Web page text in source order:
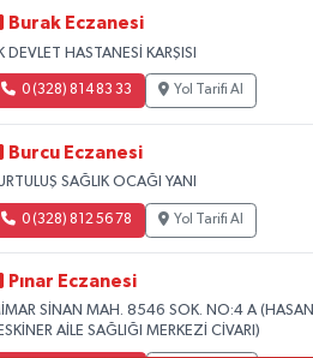
Burak Eczanesi
DEVLET HASTANESİ KARŞISI
0 (328) 814 83 33 Yol Tarifi Al
Burcu Eczanesi
SAĞLIK OCAĞI YANI
0 (328) 812 56 78 Yol Tarifi Al
Pınar Eczanesi
SİNAN MAH. 8546 SOK. NO:4 A (HASAN
AİLE SAĞLIĞI MERKEZİ CİVARI)